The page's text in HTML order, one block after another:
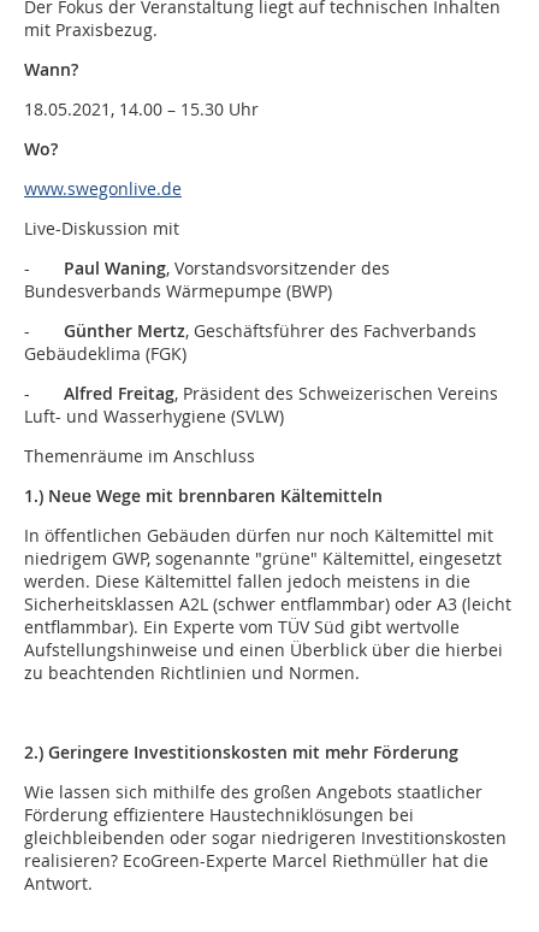
Der Fokus der Veranstaltung liegt auf technischen Inhalten
mit Praxisbezug.
Wann?
18.05.2021, 14.00 – 15.30 Uhr
Wo?
www.swegonlive.de
Live-Diskussion mit
- Paul Waning, Vorstandsvorsitzender des
Bundesverbands Wärmepumpe (BWP)
- Günther Mertz, Geschäftsführer des Fachverbands
Gebäudeklima (FGK)
- Alfred Freitag, Präsident des Schweizerischen Vereins
Luft- und Wasserhygiene (SVLW)
Themenräume im Anschluss
1.) Neue Wege mit brennbaren Kältemitteln
In öffentlichen Gebäuden dürfen nur noch Kältemittel mit
niedrigem GWP, sogenannte "grüne" Kältemittel, eingesetzt
werden. Diese Kältemittel fallen jedoch meistens in die
Sicherheitsklassen A2L (schwer entflammbar) oder A3 (leicht
entflammbar). Ein Experte vom TÜV Süd gibt wertvolle
Aufstellungshinweise und einen Überblick über die hierbei
zu beachtenden Richtlinien und Normen.
2.) Geringere Investitionskosten mit mehr Förderung
Wie lassen sich mithilfe des großen Angebots staatlicher
Förderung effizientere Haustechniklösungen bei
gleichbleibenden oder sogar niedrigeren Investitionskosten
realisieren? EcoGreen-Experte Marcel Riethmüller hat die
Antwort.